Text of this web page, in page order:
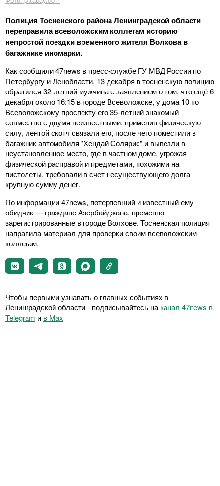
Полиция Тосненского района Ленинградской области
переправила всеволожским коллегам историю
непростой поездки временного жителя Волхова в
багажнике иномарки.
Как сообщили 47news в пресс-службе ГУ МВД России по
Петербургу и Ленобласти, 13 декабря в тосненскую полицию
обратился 32-летний мужчина с заявлением о том, что ещё 6
декабря около 16:15 в городе Всеволожске, у дома 10 по
Всеволожскому проспекту его 35-летний знакомый
совместно с двумя неизвестными, применив физическую
силу, лентой скотч связали его, после чего поместили в
багажник автомобиля "Хендай Солярис" и вывезли в
неустановленное место, где в частном доме, угрожая
физической расправой и предметами, похожими на
пистолеты, требовали в счет несуществующего долга
крупную сумму денег.
По информации 47news, потерпевший и известный ему
обидчик — граждане Азербайджана, временно
зарегистрированные в городе Волхове. Тосненская полиция
направила материал для проверки своим всеволожским
коллегам.
Чтобы первыми узнавать о главных событиях в
Ленинградской области - подписывайтесь на канал 47news в
Telegram и в Maх